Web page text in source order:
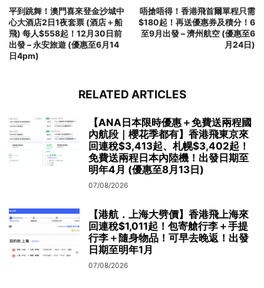
平到跳舞！澳門喜來登金沙城中
心大酒店2日1夜套票 (酒店＋船
飛) 每人$558起！12月30日前
出發 – 永安旅遊 (優惠至6月14
日4pm)
唔搶唔得！香港飛首爾單程只需
$180起！再送優惠券及積分！6
至9月出發 – 濟州航空 (優惠至6
月24日)
RELATED ARTICLES
【ANA日本限時優惠＋免費送兩程國
內航段｜櫻花季都有】香港飛東京來
回連稅$3,413起、札幌$3,402起！
免費送兩程日本內陸機！出發日期至
明年4月 (優惠至8月13日)
07/08/2026
【港航．上海大劈價】香港飛上海來
回連稅$1,011起！包寄艙行李＋手提
行李＋隨身物品！可早去晚返！出發
日期至明年1月
07/08/2026